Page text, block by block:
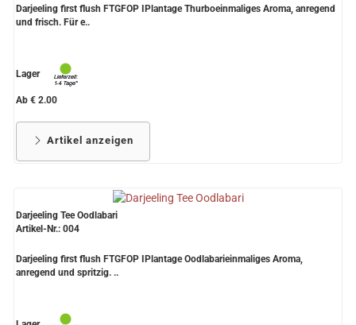
Darjeeling first flush FTGFOP IPlantage Thurboeinmaliges Aroma, anregend
und frisch. Für e..
Lager
Ab € 2.00
Artikel anzeigen
Darjeeling Tee Oodlabari
Artikel-Nr.: 004
Darjeeling first flush FTGFOP IPlantage Oodlabarieinmaliges Aroma,
anregend und spritzig. ..